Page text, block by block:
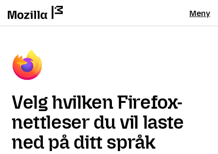
Meny
Velg hvilken Firefox-
nettleser du vil laste
ned på ditt språk